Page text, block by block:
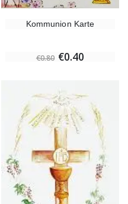
Kommunion Karte
€0.80 €0.40